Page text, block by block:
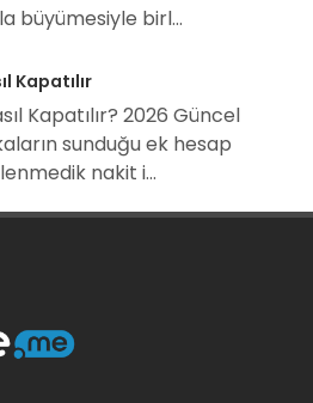
büyümesiyle birl...
Kapatılır
Kapatılır? 2026 Güncel
sunduğu ek hesap
nakit i...